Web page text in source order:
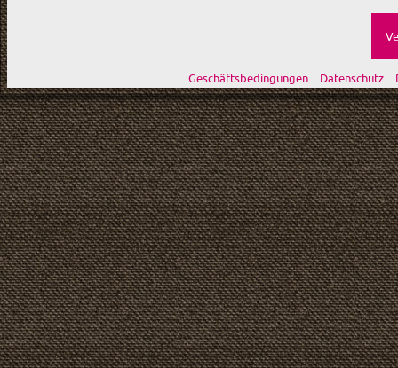
Geschäftsbedingungen Datenschutz